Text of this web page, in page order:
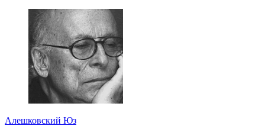
Алешковский Юз